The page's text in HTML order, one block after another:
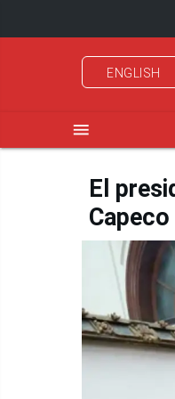
ENGLISH
menu
El
Capeco